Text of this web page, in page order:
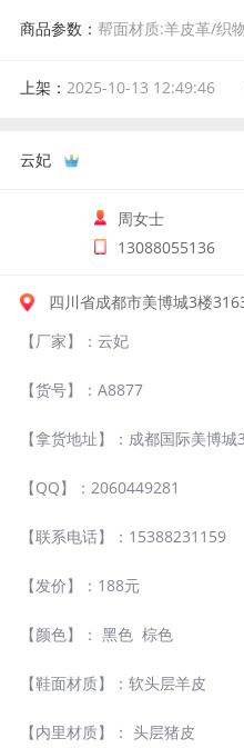
商品参数： 帮面材质:羊皮革/织
底款式:坡跟,流行元素:罗马风格,
上架： 2025-10-13 12:49:46
云妃
周女士
13088055136
四川省成都市美博城3楼
【厂家】：云妃
【货号】：A8877
【拿货地址】：成都国际美博
【QQ】：2060449281
【联系电话】：15388231159
【发价】：188元
【颜色】： 黑色 棕色
【鞋面材质】：软头层羊皮
【内里材质】： 头层猪皮